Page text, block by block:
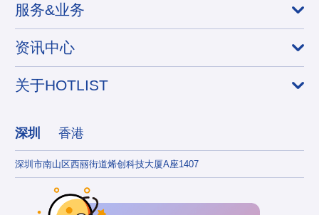
服务&业务
资讯中心
关于HOTLIST
深圳 香港
深圳市南山区西丽街道烯创科技大厦A座1407